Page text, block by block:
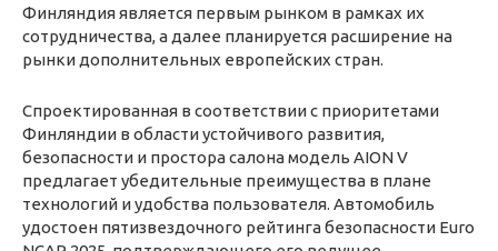
Финляндия является первым рынком в рамках их
сотрудничества, а далее планируется расширение на
рынки дополнительных европейских стран.
Спроектированная в соответствии с приоритетами
Финляндии в области устойчивого развития,
безопасности и простора салона модель AION V
предлагает убедительные преимущества в плане
технологий и удобства пользователя. Автомобиль
удостоен пятизвездочного рейтинга безопасности Euro